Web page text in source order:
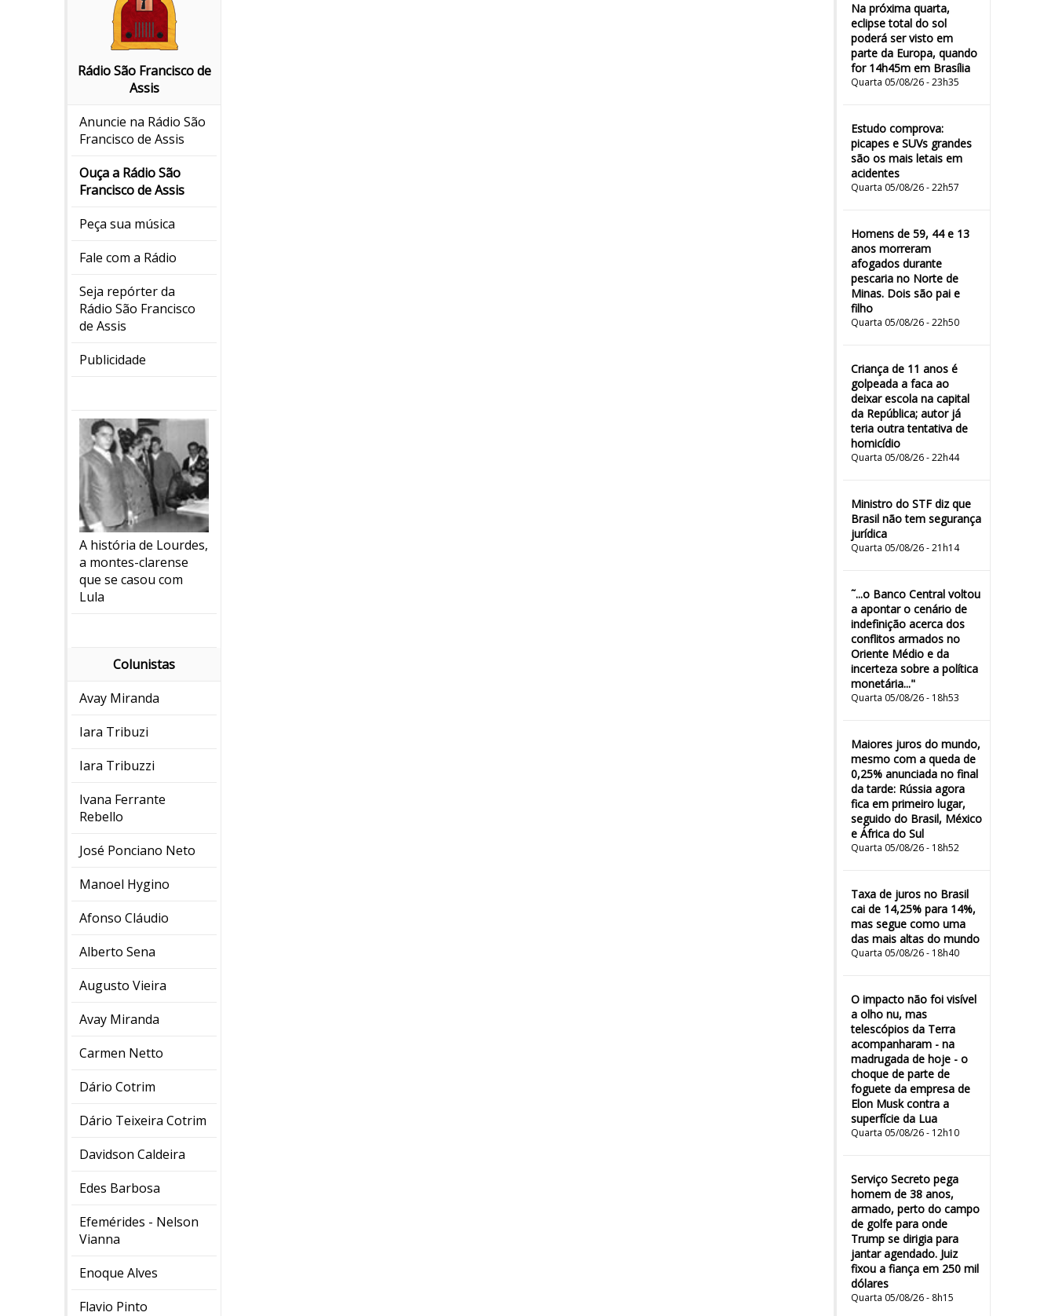
Rádio São Francisco de
Assis
Anuncie na Rádio São
Francisco de Assis
Ouça a Rádio São
Francisco de Assis
Peça sua música
Fale com a Rádio
Seja repórter da
Rádio São Francisco
de Assis
Publicidade
A história de Lourdes,
a montes-clarense
que se casou com
Lula
Colunistas
Avay Miranda
Iara Tribuzi
Iara Tribuzzi
Ivana Ferrante
Rebello
José Ponciano Neto
Manoel Hygino
Afonso Cláudio
Alberto Sena
Augusto Vieira
Avay Miranda
Carmen Netto
Dário Cotrim
Dário Teixeira Cotrim
Davidson Caldeira
Edes Barbosa
Efemérides - Nelson
Vianna
Enoque Alves
Flavio Pinto
Na próxima quarta,
eclipse total do sol
poderá ser visto em
parte da Europa, quando
for 14h45m em Brasília
Quarta 05/08/26 - 23h35
Estudo comprova:
picapes e SUVs grandes
são os mais letais em
acidentes
Quarta 05/08/26 - 22h57
Homens de 59, 44 e 13
anos morreram
afogados durante
pescaria no Norte de
Minas. Dois são pai e
filho
Quarta 05/08/26 - 22h50
Criança de 11 anos é
golpeada a faca ao
deixar escola na capital
da República; autor já
teria outra tentativa de
homicídio
Quarta 05/08/26 - 22h44
Ministro do STF diz que
Brasil não tem segurança
jurídica
Quarta 05/08/26 - 21h14
˜...o Banco Central voltou
a apontar o cenário de
indefinição acerca dos
conflitos armados no
Oriente Médio e da
incerteza sobre a política
monetária..."
Quarta 05/08/26 - 18h53
Maiores juros do mundo,
mesmo com a queda de
0,25% anunciada no final
da tarde: Rússia agora
fica em primeiro lugar,
seguido do Brasil, México
e África do Sul
Quarta 05/08/26 - 18h52
Taxa de juros no Brasil
cai de 14,25% para 14%,
mas segue como uma
das mais altas do mundo
Quarta 05/08/26 - 18h40
O impacto não foi visível
a olho nu, mas
telescópios da Terra
acompanharam - na
madrugada de hoje - o
choque de parte de
foguete da empresa de
Elon Musk contra a
superfície da Lua
Quarta 05/08/26 - 12h10
Serviço Secreto pega
homem de 38 anos,
armado, perto do campo
de golfe para onde
Trump se dirigia para
jantar agendado. Juiz
fixou a fiança em 250 mil
dólares
Quarta 05/08/26 - 8h15